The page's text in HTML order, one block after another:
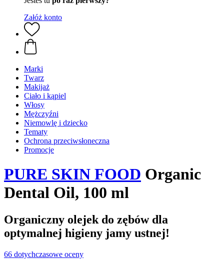
Załóż konto
Marki
Twarz
Makijaż
Ciało i kąpiel
Włosy
Mężczyźni
Niemowlę i dziecko
Tematy
Ochrona przeciwsłoneczna
Promocje
PURE SKIN FOOD Organic
Dental Oil, 100 ml
Organiczny olejek do zębów dla
optymalnej higieny jamy ustnej!
66 dotychczasowe oceny